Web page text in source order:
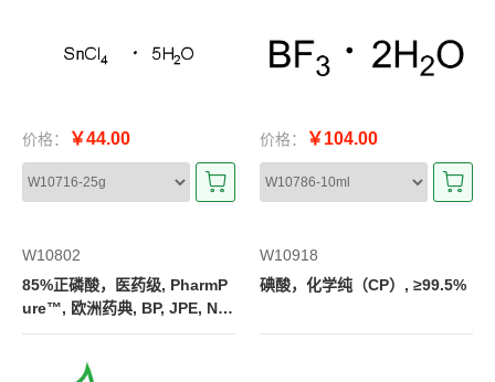
价格： ￥44.00 价格： ￥104.00
W10802
85%正磷酸，医药级, PharmP
ure™, 欧洲药典, BP, JPE, NF,
E 338
W10918
碘酸，化学纯（CP）, ≥99.5%